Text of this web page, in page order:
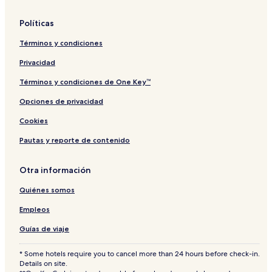
s
a
Políticas
Términos y condiciones
Privacidad
Términos y condiciones de One Key™
Opciones de privacidad
Cookies
Pautas y reporte de contenido
Otra información
Quiénes somos
Empleos
Guías de viaje
* Some hotels require you to cancel more than 24 hours before check-in.
Details on site.